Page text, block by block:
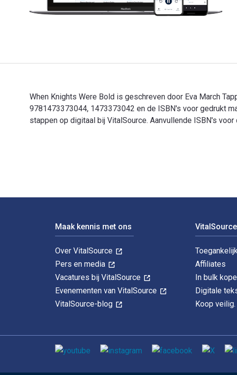
When Knights Were Bold is geschreven door Eva March
9781473373044, 1473373042 en de ISBN's voor gedrukt
stappen op digitaal bij VitalSource. Aanvullende ISBN's
Maak kennis met ons
Over VitalSource
Pers en media
Vacatures bij VitalSource
Evenementen van VitalSource
VitalSource-blog
Affiliates
In bulk
Digitale
Koop
Sociale media